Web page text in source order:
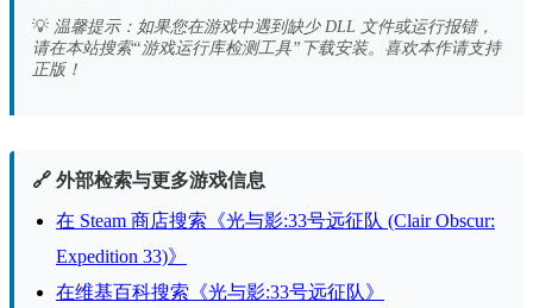
💡 温馨提示：如果您在游戏中遇到缺少 DLL 文件或运行报错，
请在本站搜索“游戏运行库检测工具”下载安装。喜欢本作请支持
正版！
🔗 外部检索与更多游戏信息
在 Steam 商店搜索《光与影:33号远征队 (Clair Obscur:
Expedition 33)》
在维基百科搜索《光与影:33号远征队》